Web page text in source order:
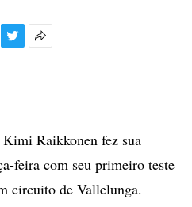
Raikkonen fez sua
feira com seu primeiro teste
circuito de Vallelunga.